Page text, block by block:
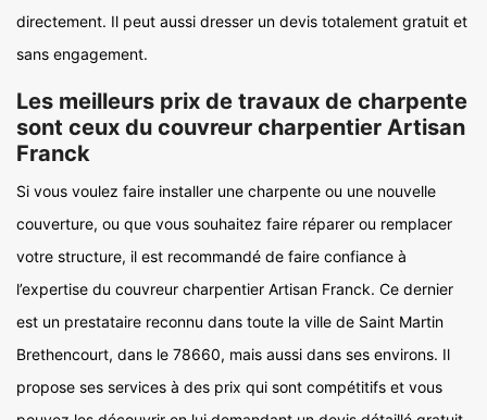
directement. Il peut aussi dresser un devis totalement gratuit et
sans engagement.
Les meilleurs prix de travaux de charpente
sont ceux du couvreur charpentier Artisan
Franck
Si vous voulez faire installer une charpente ou une nouvelle
couverture, ou que vous souhaitez faire réparer ou remplacer
votre structure, il est recommandé de faire confiance à
l’expertise du couvreur charpentier Artisan Franck. Ce dernier
est un prestataire reconnu dans toute la ville de Saint Martin
Brethencourt, dans le 78660, mais aussi dans ses environs. Il
propose ses services à des prix qui sont compétitifs et vous